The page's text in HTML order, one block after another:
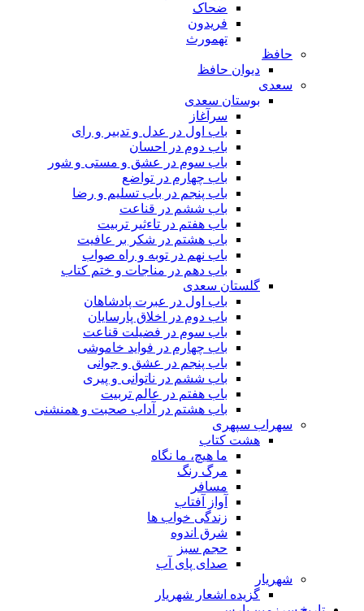
ضحاک
فریدون
تهمورث
حافظ
دیوان حافظ
سعدی
بوستان سعدی
سرآغاز
باب اول در عدل و تدبیر و رای
باب دوم در احسان
باب سوم در عشق و مستی و شور
باب چهارم در تواضع
باب پنجم در باب تسلیم و رضا
باب ششم در قناعت
باب هفتم در تاءثیر تربیت
باب هشتم در شکر بر عافیت
باب نهم در توبه و راه صواب
باب دهم در مناجات و ختم کتاب
گلستان سعدی
باب اول در عبرت پادشاهان
باب دوم در اخلاق پارسایان
باب سوم در فضیلت قناعت
باب چهارم در فواید خاموشى
باب پنجم در عشق و جوانى
باب ششم در ناتوانى و پیرى
باب هفتم در عالم تربیت
باب هشتم در آداب صحبت و همنشنى
سهراب سپهری
هشت کتاب
ما هیچ، ما نگاه
مرگ رنگ
مسافر
آواز آفتاب
زندگی خواب ها
شرق اندوه
حجم سبز
صدای پای آب
شهریار
گزیده اشعار شهریار